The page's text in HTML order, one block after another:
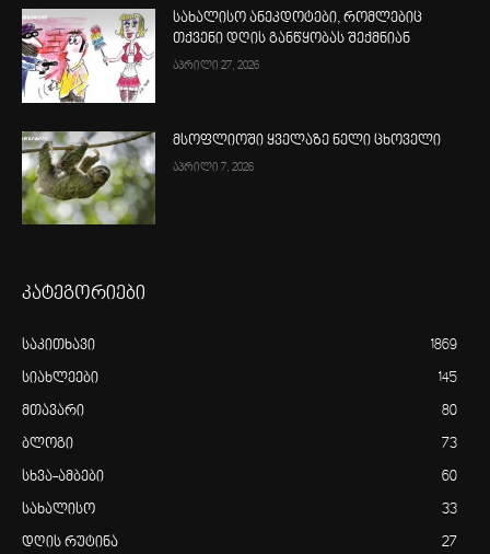
სახალისო ანეკდოტები, რომლებიც
თქვენი დღის განწყობას შექმნიან
აპრილი 27, 2026
მსოფლიოში ყველაზე ნელი ცხოველი
აპრილი 7, 2026
კატეგორიები
საკითხავი 1869
სიახლეები 145
მთავარი 80
ბლოგი 73
სხვა-ამბები 60
სახალისო 33
დღის რუტინა 27